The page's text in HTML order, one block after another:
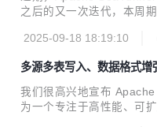
出，本次版本包含 100+
之后的又一次迭代，本周
核心改进集中在
QL Transform 语法与向量
oint 细粒度监控及 REST
Apache SeaTunnel
2025-09-18 18:19:10
多源多表写入、数据格式
更新来了！
我们很高兴地宣布
为一个专注于高性能、可